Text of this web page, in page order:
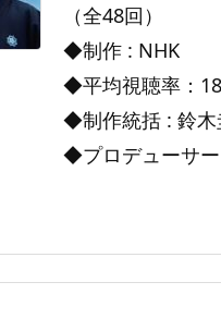
（全48回）
◆制作 : NHK
◆平均視聴率：
◆制作統括 : 鈴木
◆プロデューサ